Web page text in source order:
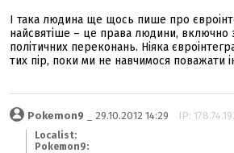
І така людина ще щось пише про
найсвятіше – це права людини, включно
політичних переконань. Ніяка
тих пір, поки ми не навчимося поважати
Pokemon9 _ 29.10.2012 14:29 IP:
Localist:
Pokemon9: